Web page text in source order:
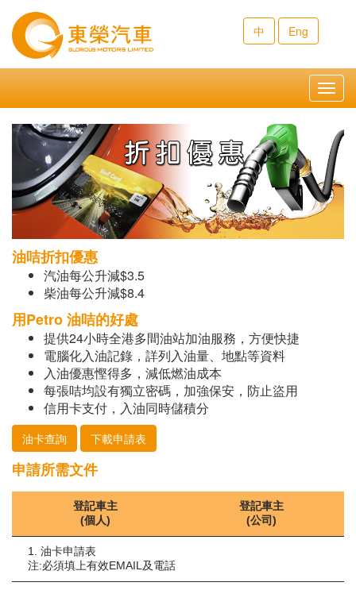
中 Eng
油咭折扣優惠
汽油每公升減$3.5
柴油每公升減$8.4
用Petro 油咭的好處
提供24小時全港多間油站加油服務，方便快捷
電腦化入油記錄，詳列入油量、地點等資料
入油優惠慳得多，減低燃油成本
每張咭均設有獨立密碼，加強保安，防止盜用
信用卡支付，入油同時儲積分
油卡查詢 下載申請表
申請所需文件
登記車主
(個人)
登記車主
(公司)
1. 油卡申請表
注:必須填上有效EMAIL及電話